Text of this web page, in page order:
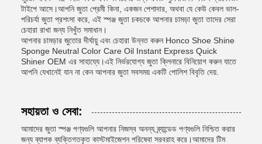
টাইপে আসে।আপনি জুতা প্রেমী কিনা, একজন পেশাদার, অথবা যে কেউ কেবল ভাল-
পরিচর্যা জুতা প্রশংসা করে, এই স্পঞ্জ জুতা চকচকে আপনার চামড়া জুতা তাদের সেরা
চেহারা রাখা জন্য নিখুঁত সমাধান।
আপনার চামড়ার জুতোর দীর্ঘায়ু এবং চেহারা উন্নত করুন Honco Shoe Shine
Sponge Neutral Color Care Oil Instant Express Quick
Shiner OEM এর সাহায্যে।এই নির্ভরযোগ্য জুতা ক্লিনারে বিনিয়োগ করুন যাতে
আপনি যেখানেই যান না কেন আপনার জুতা সবসময় একটি পোলিশ বিবৃতি দেয়.
সহায়তা ও সেবা:
আমাদের জুতা স্পঞ্জ পণ্যগুলি আপনার নিজস্ব অনন্য ব্র্যান্ডেড পণ্যগুলি নিশ্চিত করার
জন্য ব্যাপক ব্যক্তিগতকৃত কাস্টমাইজেশন পরিষেবা সরবরাহ করে।আমাদের টিম